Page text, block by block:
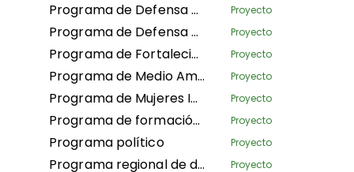
Programa de Defensa Política de la Campaña de Derechos Humanos (HRCPA) Proyecto
Programa de Defensa mundial Proyecto
Programa de Fortalecimiento de las Organizaciones y los Movimientos (OSMB) Proyecto
Programa de Medio Ambiente Proyecto
Programa de Mujeres Indígenas Proyecto
Programa de formación Voz indígena Proyecto
Programa político Proyecto
Programa regional de desarrollo de capacidades Proyecto